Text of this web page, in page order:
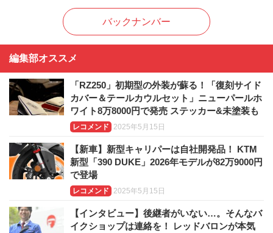
バックナンバー
編集部オススメ
「RZ250」初期型の外装が蘇る！「復刻サイド
カバー＆テールカウルセット」ニューパールホ
ワイト8万8000円で発売 ステッカー&未塗装も
レコメンド 2025年5月15日
【新車】新型キャリパーは自社開発品！ KTM
新型「390 DUKE」2026年モデルが82万9000円
で登場
レコメンド 2025年5月15日
【インタビュー】後継者がいない…。そんなバ
イクショップは連絡を！ レッドバロンが本気